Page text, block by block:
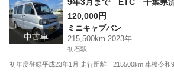
中古車
120,000円
ミニキャブバン
215,500km 2023年
初石駅
初年度登録平成23年1月 走行距離 215500km 車検令和